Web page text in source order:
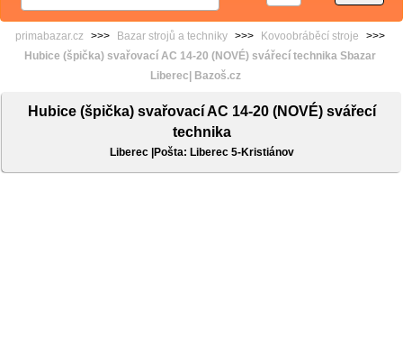
primabazar.cz >>> Bazar strojů a techniky >>> Kovoobráběcí stroje
>>>
Hubice (špička) svařovací AC 14-20 (NOVÉ) svářecí technika Sbazar
Liberec| Bazoš.cz
Hubice (špička) svařovací AC 14-20 (NOVÉ) svářecí
technika
Liberec |Pošta: Liberec 5-Kristiánov